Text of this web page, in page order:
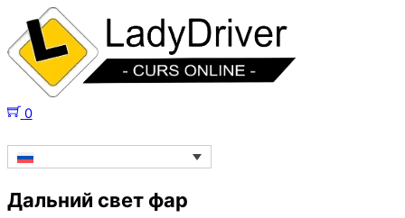
0
Дальний свет фар